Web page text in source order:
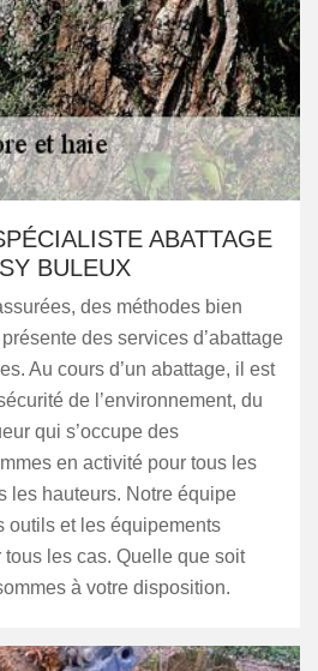
ABATTAGE
BULEUX
des méthodes bien
des services d’abattage
Au cours d’un abattage, il est
de l’environnement, du
qui s’occupe des
en activité pour tous les
les hauteurs. Notre équipe
outils et les équipements
les cas. Quelle que soit
à votre disposition.